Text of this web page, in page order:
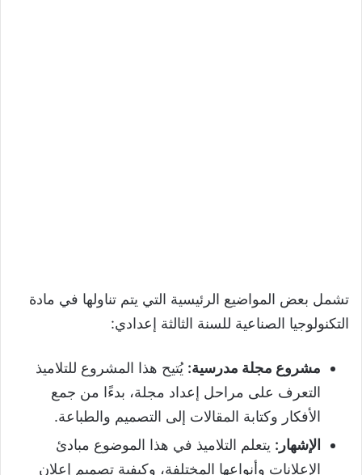
تشمل بعض المواضيع الرئيسية التي يتم تناولها في مادة
التكنولوجيا الصناعية للسنة الثالثة إعدادي:
مشروع مجلة مدرسية: يُتيح هذا المشروع للتلاميذ
التعرف على مراحل إعداد مجلة، بدءًا من جمع
الأفكار وكتابة المقالات إلى التصميم والطباعة.
الإشهار : يتعلم التلاميذ في هذا الموضوع مبادئ
الإعلانات وأنواعها المختلفة، وكيفية تصميم إعلان